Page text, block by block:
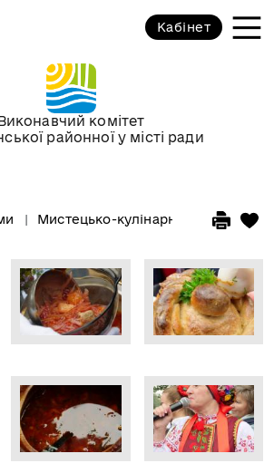
комітет
районної у місті ради
Кабінет
Мистецько-кулінарний проєкт